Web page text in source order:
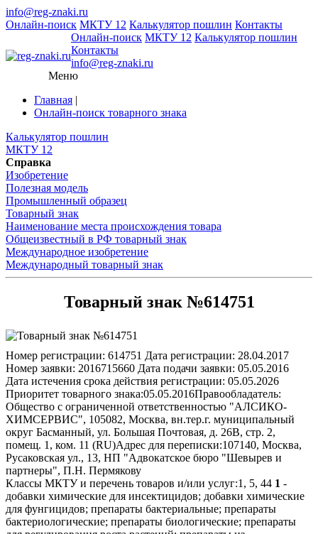
info@reg-znaki.ru
Онлайн-поиск МКТУ 12 Калькулятор пошлин Контакты
Онлайн-поиск МКТУ 12 Калькулятор пошлин
Контакты
info@reg-znaki.ru
Меню
Главная |
Онлайн-поиск товарного знака
Калькулятор пошлин
МКТУ 12
Справка
Изобретение
Полезная модель
Промышленный образец
Товарный знак
Наименование места происхождения товара
Общеизвестный в РФ товарный знак
Международное изобретение
Международный товарный знак
Товарный знак №614751
Номер регистрации: 614751 Дата регистрации: 28.04.2017
Номер заявки: 2016715660 Дата подачи заявки: 05.05.2016
Дата истечения срока действия регистрации: 05.05.2026
Приоритет товарного знака:05.05.2016Правообладатель:
Общество с ограниченной ответственностью "АЛСИКО-
ХИМСЕРВИС", 105082, Москва, вн.тер.г. муниципальный
округ Басманный, ул. Большая Почтовая, д. 26В, стр. 2,
помещ. 1, ком. 11 (RU)Адрес для переписки:107140, Москва,
Русаковская ул., 13, НП "Адвокатское бюро "Шевырев и
партнеры", П.Н. Пермякову
Классы МКТУ и перечень товаров и/или услуг:1, 5, 44 1 -
добавки химические для инсектицидов; добавки химические
для фунгицидов; препараты бактериальные; препараты
бактериологические; препараты биологические; препараты